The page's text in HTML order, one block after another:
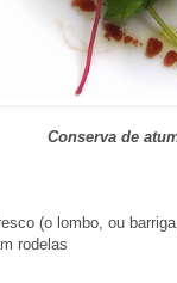
Conserva de
(o lombo, ou
rodelas